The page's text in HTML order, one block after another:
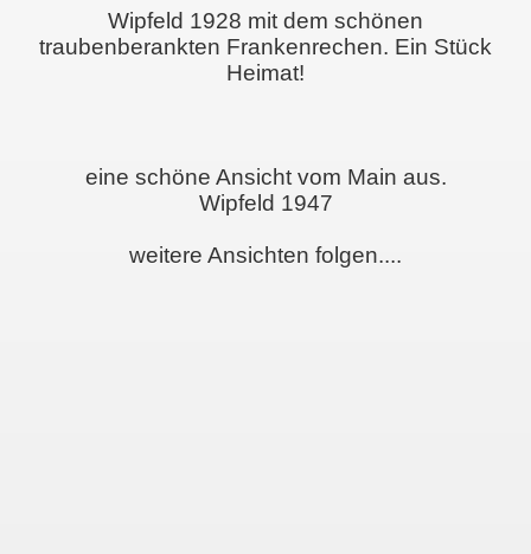
Wipfeld 1928 mit dem schönen
traubenberankten Frankenrechen. Ein Stück
Heimat!
eine schöne Ansicht vom Main aus.
Wipfeld 1947
weitere Ansichten folgen....